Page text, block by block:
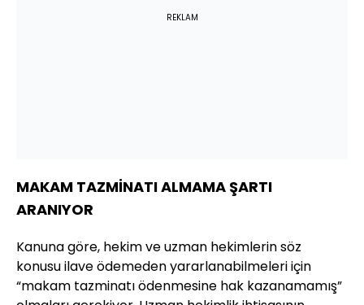
REKLAM
MAKAM TAZMİNATI ALMAMA ŞARTI
ARANIYOR
Kanuna göre, hekim ve uzman hekimlerin söz
konusu ilave ödemeden yararlanabilmeleri için
“makam tazminatı ödenmesine hak kazanamamış”